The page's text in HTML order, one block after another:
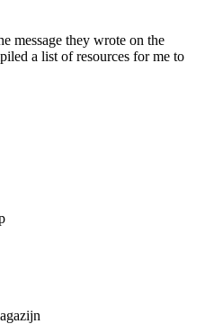
message they wrote on the
a list of resources for me to